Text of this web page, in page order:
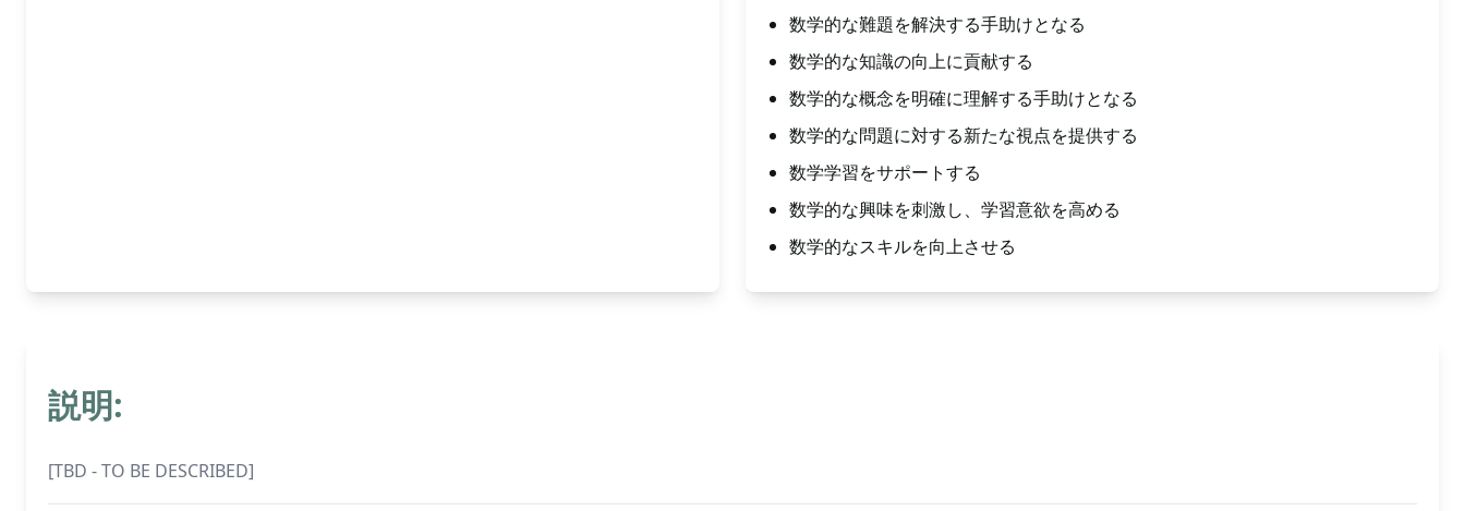
数学的な難題を解決する手助けとなる
数学的な知識の向上に貢献する
数学的な概念を明確に理解する手助けとなる
数学的な問題に対する新たな視点を提供する
数学学習をサポートする
数学的な興味を刺激し、学習意欲を高める
数学的なスキルを向上させる
説明:
[TBD - TO BE DESCRIBED]